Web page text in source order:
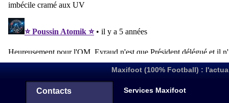
Maxifoot (100% Football) :
Contacts Services Maxifoot